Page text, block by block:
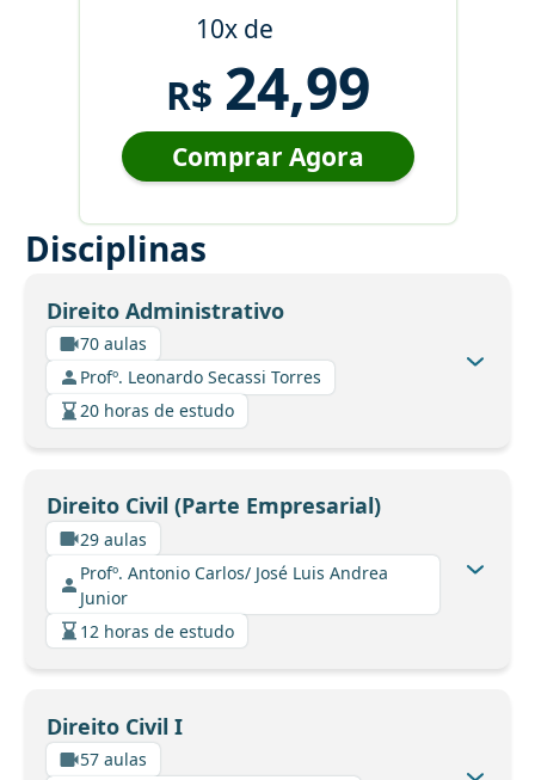
10x de
R$ 24,99
Comprar Agora
Disciplinas
Direito Administrativo
70 aulas
Profº. Leonardo Secassi Torres
20 horas de estudo
Direito Civil (Parte Empresarial)
29 aulas
Profº. Antonio Carlos/ José Luis Andrea
Junior
12 horas de estudo
Direito Civil I
57 aulas